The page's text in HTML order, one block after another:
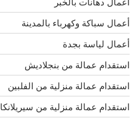
أعمال سباكة وكهرباء بالمدينة
أعمال لياسة بجدة
استقدام عمالة من بنجلاديش
استقدام عمالة منزلية من الفلبين
استقدام عمالة منزلية من سيريلانكا